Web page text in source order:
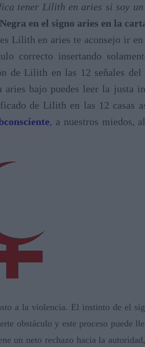
tener Lilith en aries si soy un
en el signo aries en la
Lilith en aries te aconsejo ir en
correcto insertando
de Lilith en las 12 señales
aries bajo puedes leer la justa
de Lilith en las 12 casas
, a nuestros miedos,
a la violencia. El instinto de el
obstáculo y este proceso puede
un neto rechazo hacia la